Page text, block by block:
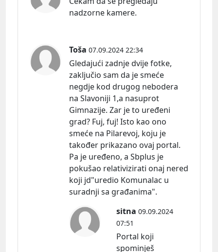
nadzorne kamere.
Toša 07.09.2024 22:34
Gledajući zadnje dvije fotke,
zaključio sam da je smeće
negdje kod drugog nebodera
na Slavoniji 1,a nasuprot
Gimnazije. Zar je to uređeni
grad? Fuj, fuj! Isto kao ono
smeće na Pilarevoj, koju je
također prikazano ovaj portal.
Pa je uređeno, a Sbplus je
pokušao relativizirati onaj nered
koji jd"uredio Komunalac u
suradnji sa građanima".
sitna 09.09.2024
07:51
Portal koji
spominješ